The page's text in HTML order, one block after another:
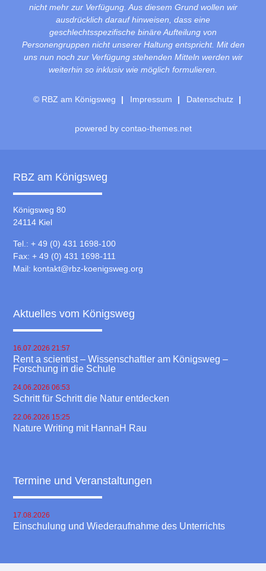
nicht mehr zur Verfügung. Aus diesem Grund wollen wir
ausdrücklich darauf hinweisen, dass eine
geschlechtsspezifische binäre Aufteilung von
Personengruppen nicht unserer Haltung entspricht. Mit den
uns nun noch zur Verfügung stehenden Mitteln werden wir
weiterhin so inklusiv wie möglich formulieren.
© RBZ am Königsweg Impressum Datenschutz
powered by contao-themes.net
RBZ am Königsweg
Königsweg 80
24114 Kiel
Tel.: + 49 (0) 431 1698-100
Fax: + 49 (0) 431 1698-111
Mail: kontakt@rbz-koenigsweg.org
Aktuelles vom Königsweg
16.07.2026 21:57
Rent a scientist – Wissenschaftler am Königsweg –
Forschung in die Schule
24.06.2026 06:53
Schritt für Schritt die Natur entdecken
22.06.2026 15:25
Nature Writing mit HannaH Rau
Termine und Veranstaltungen
17.08.2026
Einschulung und Wiederaufnahme des Unterrichts